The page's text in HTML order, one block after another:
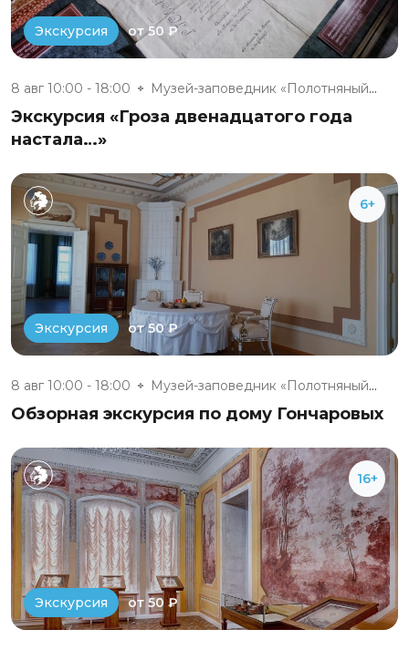
Экскурсия от 50 ₽
8 авг 10:00 - 18:00 Музей-заповедник «Полотняный З...
Экскурсия «Гроза двенадцатого года
настала…»
6+
Экскурсия от 50 ₽
8 авг 10:00 - 18:00 Музей-заповедник «Полотняный З...
Обзорная экскурсия по дому Гончаровых
16+
Экскурсия от 50 ₽